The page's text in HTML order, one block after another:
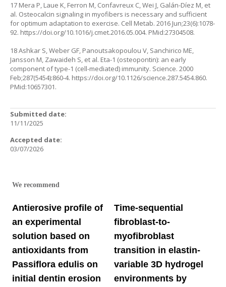
17 Mera P, Laue K, Ferron M, Confavreux C, Wei J, Galán-Díez M, et
al. Osteocalcin signaling in myofibers is necessary and sufficient
for optimum adaptation to exercise. Cell Metab. 2016 Jun;23(6):1078-
92. https://doi.org/10.1016/j.cmet.2016.05.004. PMid:27304508.
18 Ashkar S, Weber GF, Panoutsakopoulou V, Sanchirico ME,
Jansson M, Zawaideh S, et al. Eta-1 (osteopontin): an early
component of type-1 (cell-mediated) immunity. Science. 2000
Feb;287(5454):860-4. https://doi.org/10.1126/science.287.5454.860.
PMid:10657301.
Submitted date:
11/11/2025
Accepted date:
03/07/2026
We recommend
Antierosive profile of
an experimental
solution based on
antioxidants from
Passiflora edulis on
initial dentin erosion
Time-sequential
fibroblast-to-
myofibroblast
transition in elastin-
variable 3D hydrogel
environments by